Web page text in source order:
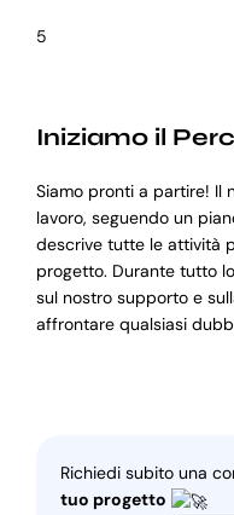
5
Iniziamo il
Siamo pronti a partire! Il
lavoro, seguendo un
descrive tutte le attività
progetto. Durante tutto
sul nostro supporto e
affrontare qualsiasi
Richiedi subito una
tuo progetto